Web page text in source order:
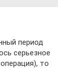
период
серьезное
то